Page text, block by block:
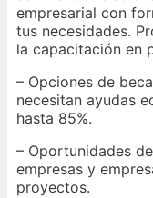
empresarial con
tus necesidades.
la capacitación en
– Opciones de
necesitan ayudas
hasta 85%.
– Oportunidades
empresas y
proyectos.